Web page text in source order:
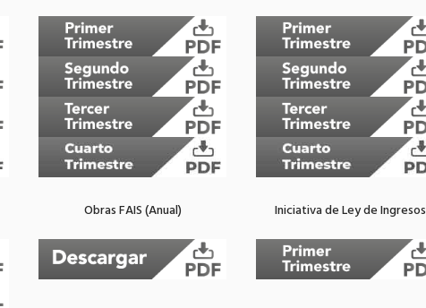
Obras FAIS (Anual) Iniciativa de Ley de Ingresos